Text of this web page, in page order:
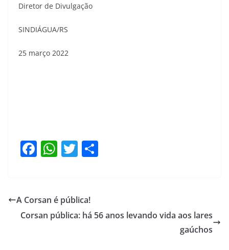
Diretor de Divulgação
SINDIÁGUA/RS
25 março 2022
F
e
b
W
s
A
T
er
A Corsan é pública!
Corsan pública: há 56 anos levando vida aos lares
gaúchos